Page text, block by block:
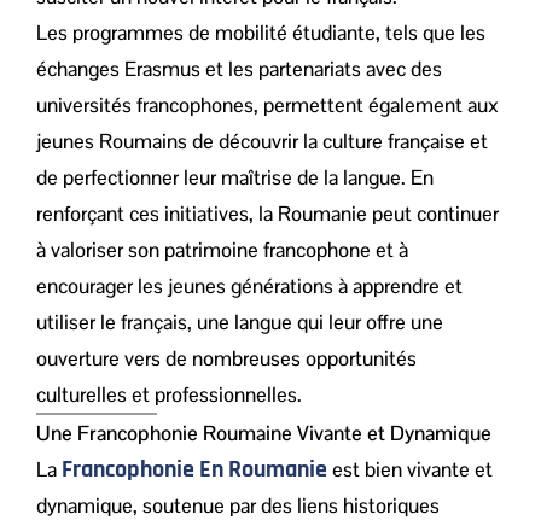
Les programmes de mobilité étudiante, tels que les
échanges Erasmus et les partenariats avec des
universités francophones, permettent également aux
jeunes Roumains de découvrir la culture française et
de perfectionner leur maîtrise de la langue. En
renforçant ces initiatives, la Roumanie peut continuer
à valoriser son patrimoine francophone et à
encourager les jeunes générations à apprendre et
utiliser le français, une langue qui leur offre une
ouverture vers de nombreuses opportunités
culturelles et professionnelles.
Une Francophonie Roumaine Vivante et Dynamique
La Francophonie En Roumanie est bien vivante et
dynamique, soutenue par des liens historiques